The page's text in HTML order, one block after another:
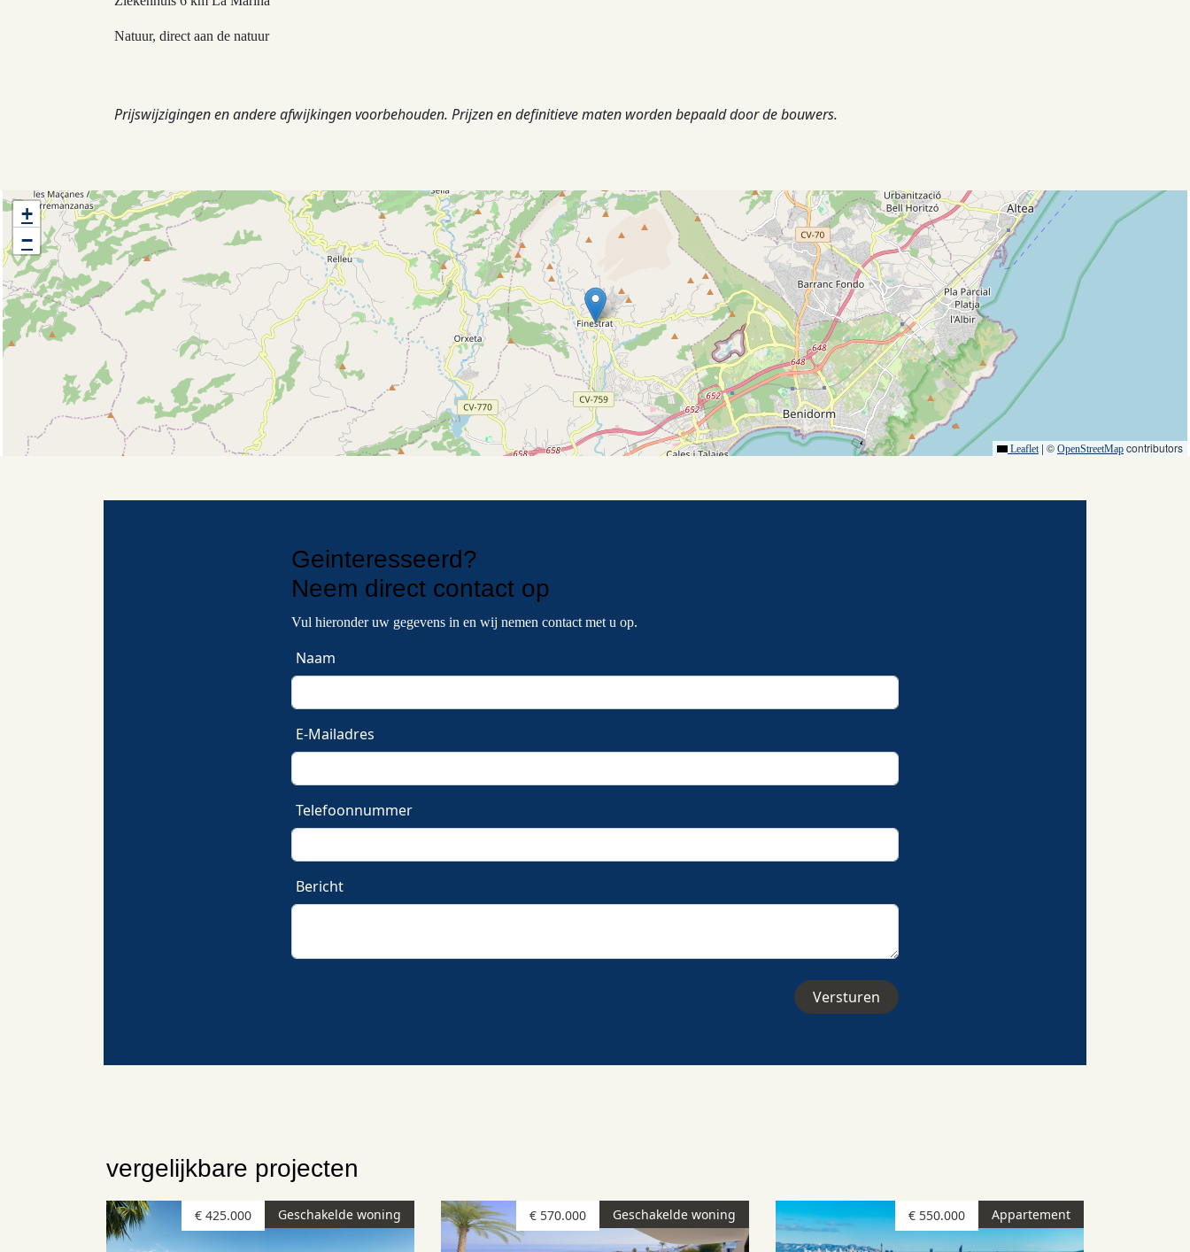
Natuur, direct aan de natuur
Prijswijzigingen en andere afwijkingen voorbehouden. Prijzen en definitieve maten worden bepaald door de bouwers.
+
−
Leaflet | © OpenStreetMap contributors
Geinteresseerd?
Neem direct contact op
Vul hieronder uw gegevens in en wij nemen contact met u op.
Naam
E-Mailadres
Telefoonnummer
Bericht
vergelijkbare projecten
Geschakelde woning
€ 425.000 Geschakelde woning
€ 570.000 Appartement
€ 550.000